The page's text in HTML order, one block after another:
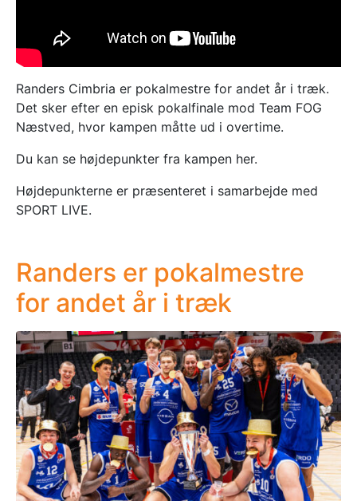
Randers Cimbria er pokalmestre for andet år i træk.
Det sker efter en episk pokalfinale mod Team FOG
Næstved, hvor kampen måtte ud i overtime.
Du kan se højdepunkter fra kampen her.
Højdepunkterne er præsenteret i samarbejde med
SPORT LIVE.
Randers er pokalmestre
for andet år i træk